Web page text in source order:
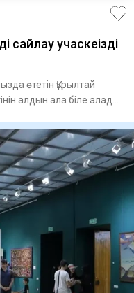
сайлау учаскеңізді
өтетін Құрылтай
алдын ала біле алады.